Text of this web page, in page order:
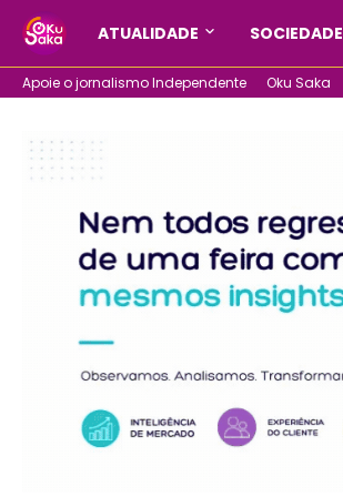
ATUALIDADE SOCIEDADE
Apoie o jornalismo Independente Oku Saka